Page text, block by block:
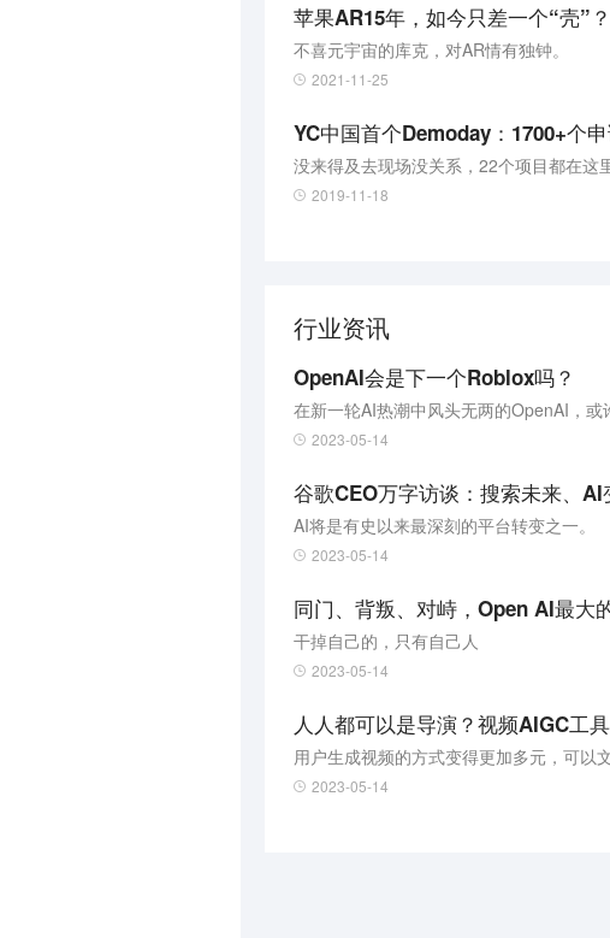
苹果AR15年，如今只差一个“壳”？
不喜元宇宙的库克，对AR情有独钟。
2021-11-25
YC中国首个Demoday：1700+个
没来得及去现场没关系，22个项目都在这里
2019-11-18
行业资讯
OpenAI会是下一个Roblox吗？
2023-05-14
谷歌CEO万字访谈：搜索未来、
AI将是有史以来最深刻的平台转变之一。
2023-05-14
同门、背叛、对峙，Open AI最大
干掉自己的，只有自己人
2023-05-14
人人都可以是导演？视频AIGC工
2023-05-14